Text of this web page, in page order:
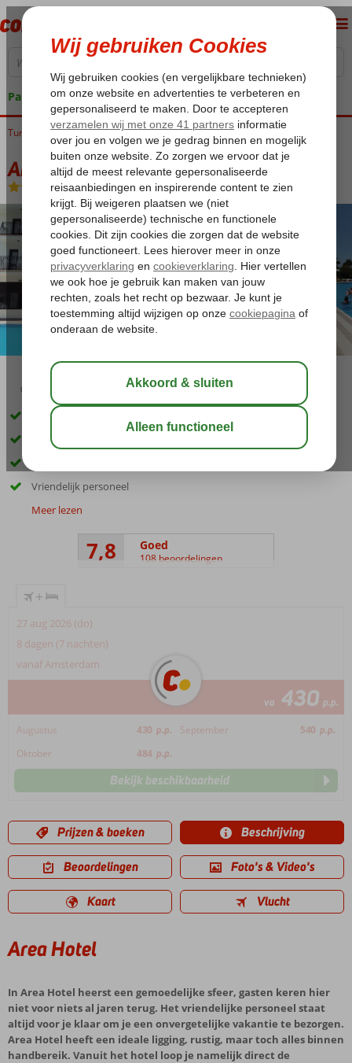
Pakketgarantie
Home
Turkije Egeische kust Fethiye Calis Area Hotel
Area Hotel
Logies en ontbijt -Hotel
03:30 aug 33°C
Perfecte ligging, direct aan het strand en de boulevard
Kleinschalig, knus hotel
Vriendelijk personeel
Meer lezen
7,8 Goed
108 beoordelingen
+
27 aug 2026 (do)
8 dagen (7 nachten)
vanaf Amsterdam
va 430 p.p.
Augustus 430 p.p. September 540 p.p.
Oktober
484 p.p.
Bekijk beschikbaarheid
Prijzen & boeken Beschrijving
Beoordelingen Foto's & Video's
Kaart Vlucht
Area Hotel
In Area Hotel heerst een gemoedelijke sfeer, gasten keren hier
niet voor niets al jaren terug. Het vriendelijke personeel staat
altijd voor je klaar om je een onvergetelijke vakantie te bezorgen.
Area Hotel heeft een ideale ligging, rustig, maar toch alles binnen
handbereik. Vanuit het hotel loop je namelijk direct de